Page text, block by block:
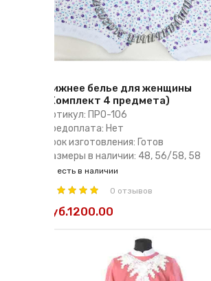
Нижнее белье для женщины
(Комплект 4 предмета)
Артикул: ПРО-106
Предоплата: Нет
Срок изготовления: Готов
Размеры в наличии: 48, 56/58, 58
есть в наличии
0 отзывов
руб.1200.00